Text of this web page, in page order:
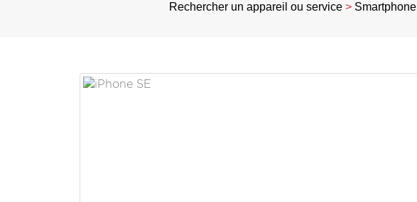
Rechercher un appareil ou service > Smartphone